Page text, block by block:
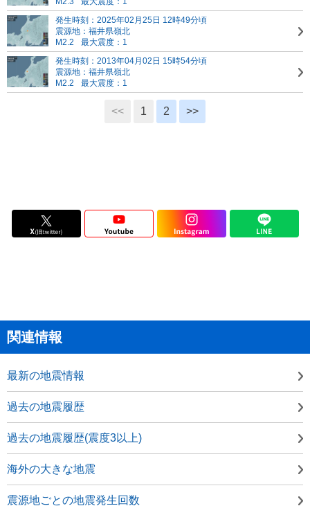
発生時刻：2025年02月25日 12時49分頃
震源地：福井県嶺北
M2.2
最大震度：1
発生時刻：2013年04月02日 15時54分頃
震源地：福井県嶺北
M2.2
最大震度：1
<< 1 2 >>
関連情報
最新の地震情報
過去の地震履歴
過去の地震履歴(震度3以上)
海外の大きな地震
震源地ごとの地震発生回数